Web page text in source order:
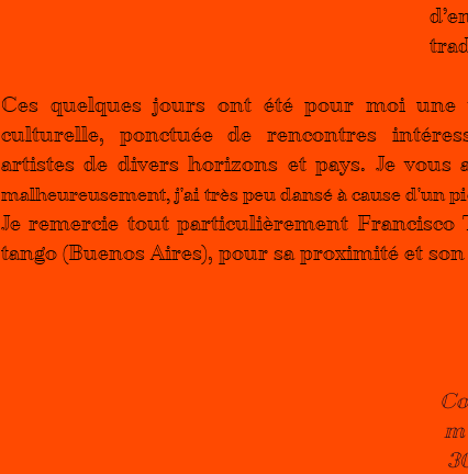
Ces quelques jours ont été pour moi une
culturelle, ponctuée de rencontres
artistes de divers horizons et pays. Je vous
malheureusement, j'ai très peu dansé à cause d'un
Je remercie tout particulièrement Francisco
tango (Buenos Aires), pour sa proximité et